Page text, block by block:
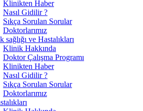
Klinikten Haber
Nasıl Gidilir ?
Sıkça Sorulan Sorular
Doktorlarımız
sağlığı ve Hastalıkları
Klinik Hakkında
Doktor Çalışma Programı
Klinikten Haber
Nasıl Gidilir ?
Sıkça Sorulan Sorular
Doktorlarımız